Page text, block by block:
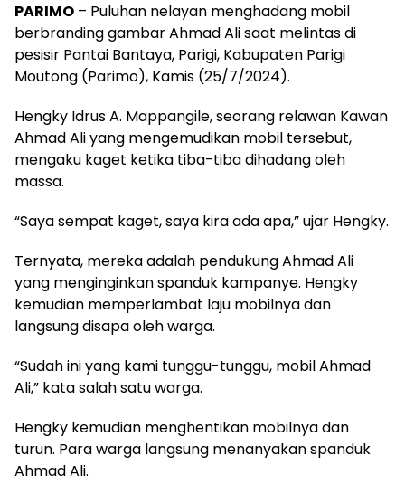
PARIMO – Puluhan nelayan menghadang mobil
berbranding gambar Ahmad Ali saat melintas di
pesisir Pantai Bantaya, Parigi, Kabupaten Parigi
Moutong (Parimo), Kamis (25/7/2024).
Hengky Idrus A. Mappangile, seorang relawan Kawan
Ahmad Ali yang mengemudikan mobil tersebut,
mengaku kaget ketika tiba-tiba dihadang oleh
massa.
“Saya sempat kaget, saya kira ada apa,” ujar Hengky.
Ternyata, mereka adalah pendukung Ahmad Ali
yang menginginkan spanduk kampanye. Hengky
kemudian memperlambat laju mobilnya dan
langsung disapa oleh warga.
“Sudah ini yang kami tunggu-tunggu, mobil Ahmad
Ali,” kata salah satu warga.
Hengky kemudian menghentikan mobilnya dan
turun. Para warga langsung menanyakan spanduk
Ahmad Ali.